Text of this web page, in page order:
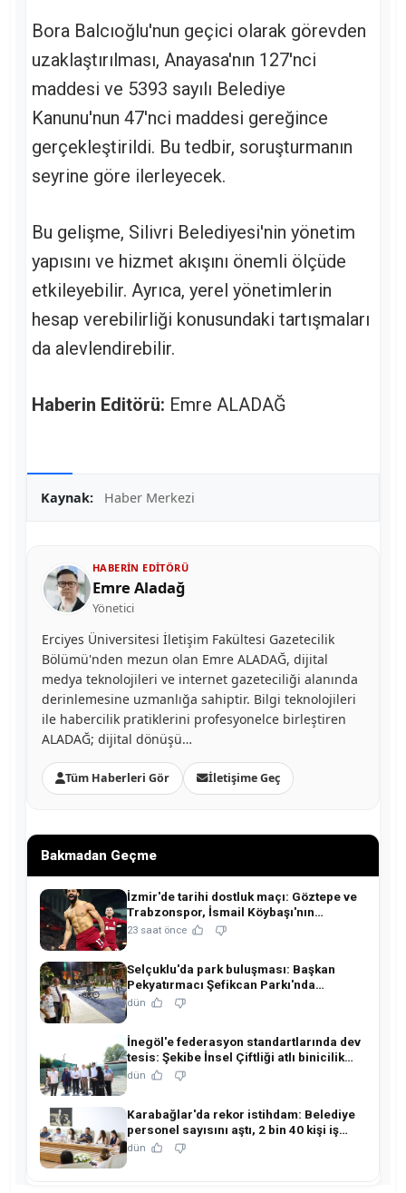
Bora Balcıoğlu'nun geçici olarak görevden
uzaklaştırılması, Anayasa'nın 127'nci
maddesi ve 5393 sayılı Belediye
Kanunu'nun 47'nci maddesi gereğince
gerçekleştirildi. Bu tedbir, soruşturmanın
seyrine göre ilerleyecek.
Bu gelişme, Silivri Belediyesi'nin yönetim
yapısını ve hizmet akışını önemli ölçüde
etkileyebilir. Ayrıca, yerel yönetimlerin
hesap verebilirliği konusundaki tartışmaları
da alevlendirebilir.
Haberin Editörü: Emre ALADAĞ
Kaynak: Haber Merkezi
HABERIN EDITÖRÜ
Emre Aladağ
Yönetici
Erciyes Üniversitesi İletişim Fakültesi Gazetecilik
Bölümü'nden mezun olan Emre ALADAĞ, dijital
medya teknolojileri ve internet gazeteciliği alanında
derinlemesine uzmanlığa sahiptir. Bilgi teknolojileri
ile habercilik pratiklerini profesyonelce birleştiren
ALADAĞ; dijital dönüşü…
Tüm Haberleri Gör İletişime Geç
Bakmadan Geçme
İzmir'de tarihi dostluk maçı: Göztepe ve
Trabzonspor, İsmail Köybaşı'nın
jübilesinde buluşuyor!
23 saat önce
Selçuklu'da park buluşması: Başkan
Pekyatırmacı Şefikcan Parkı'nda
hemşehrileriyle buluştu!
dün
İnegöl'e federasyon standartlarında dev
tesis: Şekibe İnsel Çiftliği atlı binicilik
merkezine dönüşüyor!
dün
Karabağlar'da rekor istihdam: Belediye
personel sayısını aştı, 2 bin 40 kişi iş
sahibi oldu!
dün